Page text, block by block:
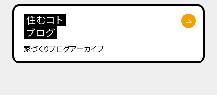
住むコト
ブログ
家づくりブログアーカイブ